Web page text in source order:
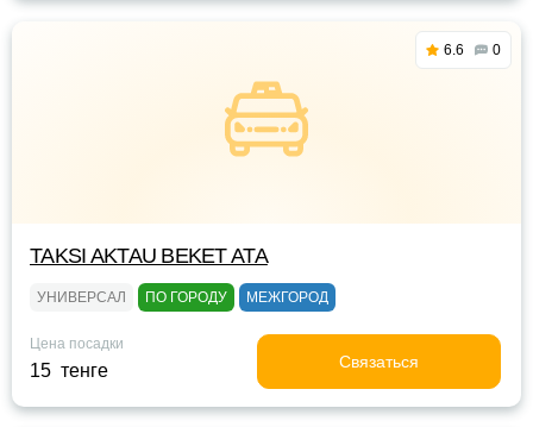
6.6 0
TAKSI AKTAU BEKET ATA
УНИВЕРСАЛ ПО ГОРОДУ МЕЖГОРОД
Цена посадки
15 тенге Связаться